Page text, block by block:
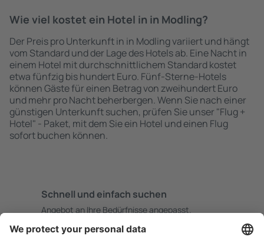
Wie viel kostet ein Hotel in in Modling?
Der Preis pro Unterkunft in in Modling variiert und hängt
vom Standard und der Lage des Hotels ab. Eine Nacht in
einem Hotel mit durchschnittlichem Standard kostet
etwa fünfzig bis hundert Euro. Fünf-Sterne-Hotels
können Gäste für einen Betrag von zweihundert Euro
und mehr pro Nacht beherbergen. Wenn Sie nach einer
günstigen Unterkunft suchen, prüfen Sie unser "Flug +
Hotel" - Paket, mit dem Sie ein Hotel und einen Flug
sofort buchen können.
Schnell und einfach suchen
Angebot an Ihre Bedürfnisse angepasst.